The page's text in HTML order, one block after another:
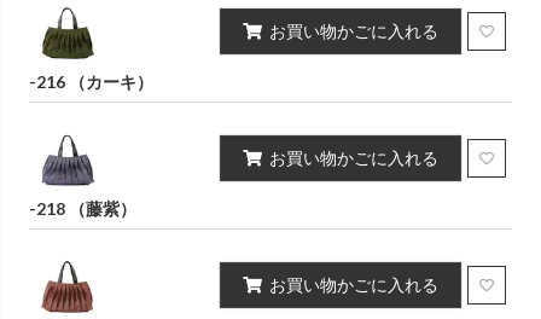
-216 （カーキ）
お買い物かごに入れる
-218 （藤紫）
お買い物かごに入れる
お買い物かごに入れる